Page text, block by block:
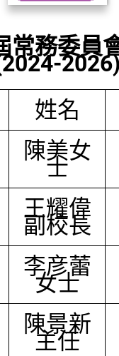
常務委員
姓名
陳美女
士
王耀偉
副校長
李彦蕾
女士
陳景新
主任